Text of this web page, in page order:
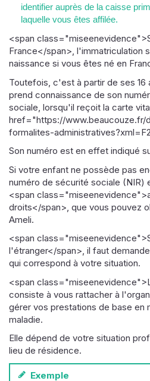
identifier auprès de la caisse
laquelle vous êtes affilée.
<span
France</span>, l'immatriculation
naissance si vous êtes né en
Toutefois, c'est à partir de ses 16
prend connaissance de son
sociale, lorsqu'il reçoit la carte
href="https://www.beaucouze.fr/
formalites-
Son numéro est en effet indiqué
Si votre enfant ne possède pas
numéro de sécurité sociale (NIR)
<span
droits</span>, que vous pouvez
Ameli.
<span
l'étranger</span>, il faut
qui correspond à votre situation.
<span
consiste à vous rattacher à
gérer vos prestations de base en
maladie.
Elle dépend de votre situation
lieu de résidence.
Exemple